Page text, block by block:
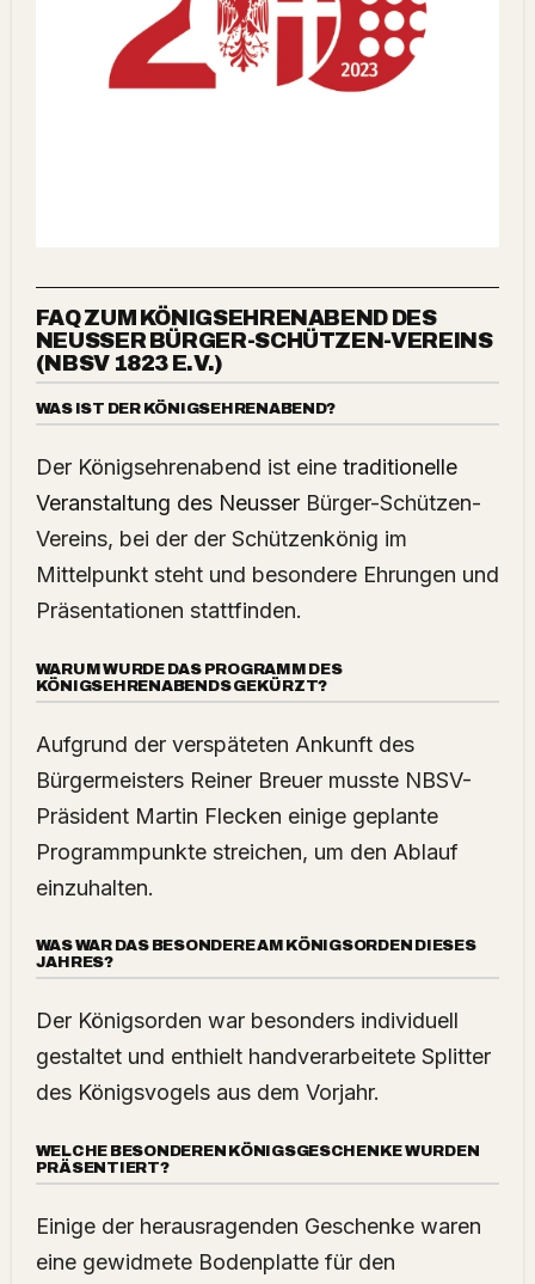
FAQ ZUM KÖNIGSEHRENABEND DES
NEUSSER BÜRGER-SCHÜTZEN-VEREINS
(NBSV 1823 E.V.)
WAS IST DER KÖNIGSEHRENABEND?
Der Königsehrenabend ist eine traditionelle
Veranstaltung des NeusserBürger-Schützen-
Vereins, bei der der Schützenkönig im
Mittelpunkt steht und besondere Ehrungen und
Präsentationen stattfinden.
WARUM WURDE DAS PROGRAMM DES
KÖNIGSEHRENABENDS GEKÜRZT?
Aufgrund der verspäteten Ankunft des
Bürgermeisters Reiner Breuer musste NBSV-
Präsident Martin Flecken einige geplante
Programmpunkte streichen, um den Ablauf
einzuhalten.
WAS WAR DAS BESONDERE AM KÖNIGSORDEN DIESES
JAHRES?
Der Königsorden war besonders individuell
gestaltet und enthielt handverarbeitete Splitter
des Königsvogels aus dem Vorjahr.
WELCHE BESONDEREN KÖNIGSGESCHENKE WURDEN
PRÄSENTIERT?
Einige der herausragenden Geschenke waren
eine gewidmete Bodenplatte für den